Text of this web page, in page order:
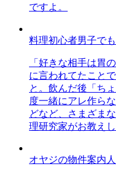
ですよ。
料理初心者男子で
「好きな相手は胃
に言われてたこと
と。飲んだ後「ち
度一緒にアレ作ら
どなど、さまざま
理研究家がお教えし
オヤジの物件案内